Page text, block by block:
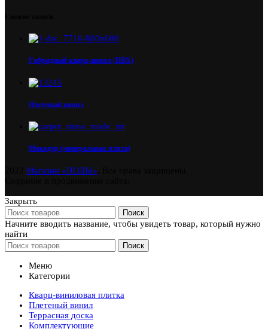
Гибридный кварц-винил (ПВХ)
Плетеный винил
Микодур (минеральная плита)
Магазин «ПОЛЫ»
Закрыть
Поиск
Начните вводить название, чтобы увидеть товар, который нужно
найти
Поиск
Меню
Категории
Кварц-виниловая плитка
Плетеный винил
Террасная доска
Комплектующие